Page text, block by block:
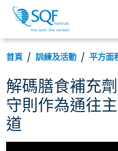
首頁 訓練及活動 平方面
解碼膳食補充
守則作為通往
道